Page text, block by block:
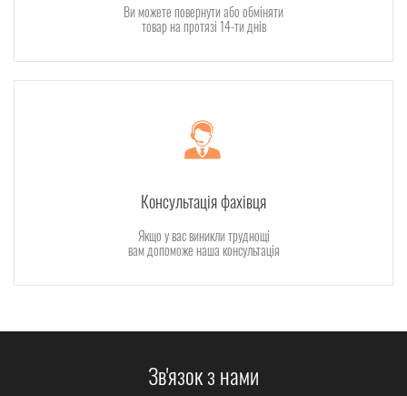
Ви можете повернути або обміняти
товар на протязі 14-ти днів
Консультація фахівця
Якщо у вас виникли труднощі
вам допоможе наша консультація
Зв'язок з нами